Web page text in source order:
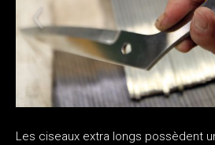
Les ciseaux extra longs possèdent